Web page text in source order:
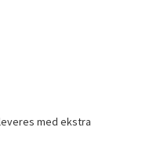
med ekstra